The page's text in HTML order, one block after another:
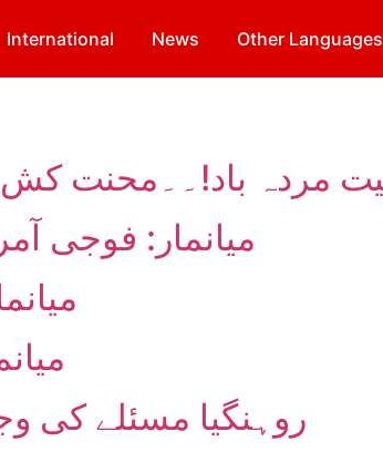
International News Other Languages
میانمار: فوجی
روہنگیا مسئلے کی